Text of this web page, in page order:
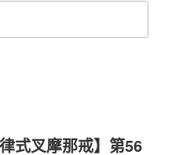
式叉摩那戒】第56